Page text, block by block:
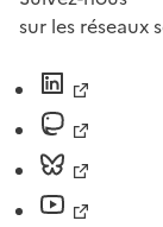
sur les réseaux